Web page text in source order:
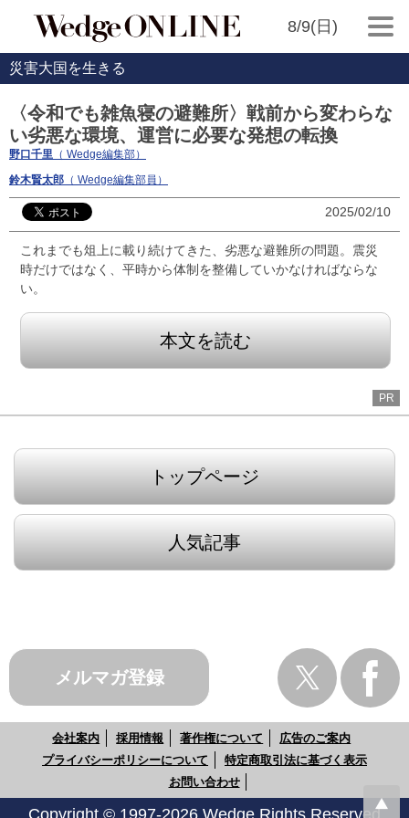
8/9(日)
災害大国を生きる
〈令和でも雑魚寝の避難所〉戦前から変わらな
い劣悪な環境、運営に必要な発想の転換
野口千里 （ Wedge編集部）
鈴木賢太郎 （ Wedge編集部員）
2025/02/10
これまでも俎上に載り続けてきた、劣悪な避難所の問題。震災
時だけではなく、平時から体制を整備していかなければならな
い。
本文を読む
PR
トップページ
人気記事
メルマガ登録
会社案内 採用情報 著作権について
広告のご案内
プライバシーポリシーについて
特定商取引法に基づく表示
お問い合わせ
Copyright © 1997-2026 Wedge Rights Reserved